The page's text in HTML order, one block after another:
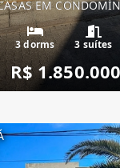
EM
3 dorms 3 suítes
R$ 1.850.000